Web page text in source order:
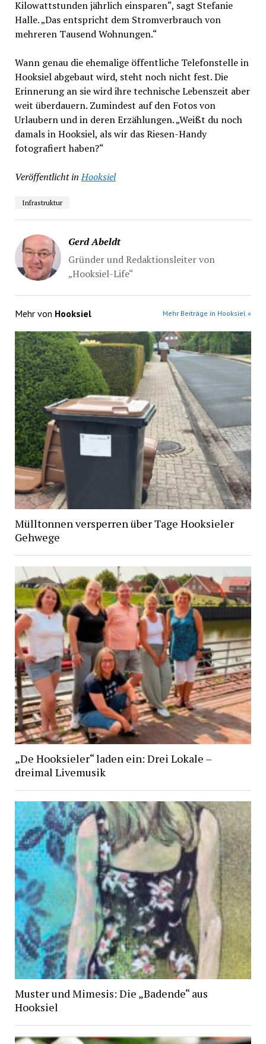
Kilowattstunden jährlich einsparen“, sagt Stefanie
Halle. „Das entspricht dem Stromverbrauch von
mehreren Tausend Wohnungen.“
Wann genau die ehemalige öffentliche Telefonstelle in
Hooksiel abgebaut wird, steht noch nicht fest. Die
Erinnerung an sie wird ihre technische Lebenszeit aber
weit überdauern. Zumindest auf den Fotos von
Urlaubern und in deren Erzählungen. „Weißt du noch
damals in Hooksiel, als wir das Riesen-Handy
fotografiert haben?“
Veröffentlicht in Hooksiel
Infrastruktur
Gerd Abeldt
Gründer und Redaktionsleiter von
„Hooksiel-Life“
Mehr von Hooksiel Mehr Beiträge in Hooksiel »
Mülltonnen versperren über Tage Hooksieler
Gehwege
„De Hooksieler“ laden ein: Drei Lokale –
dreimal Livemusik
Muster und Mimesis: Die „Badende“ aus
Hooksiel